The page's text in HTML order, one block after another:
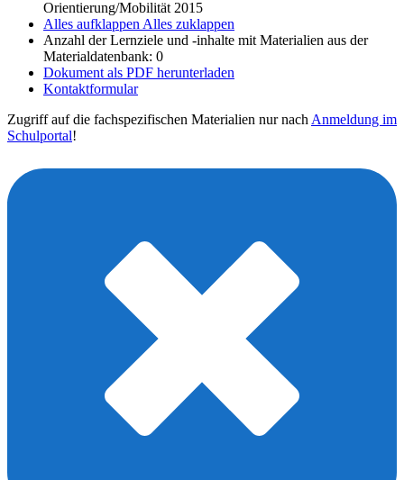
Orientierung/Mobilität 2015
Alles aufklappen Alles zuklappen
Anzahl der Lernziele und -inhalte mit Materialien aus der
Materialdatenbank: 0
Dokument als PDF herunterladen
Kontaktformular
Zugriff auf die fachspezifischen Materialien nur nach Anmeldung im
Schulportal!